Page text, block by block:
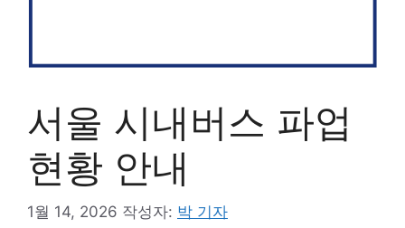
서울 시내버스 파업
현황 안내
1월 14, 2026 작성자: 박 기자